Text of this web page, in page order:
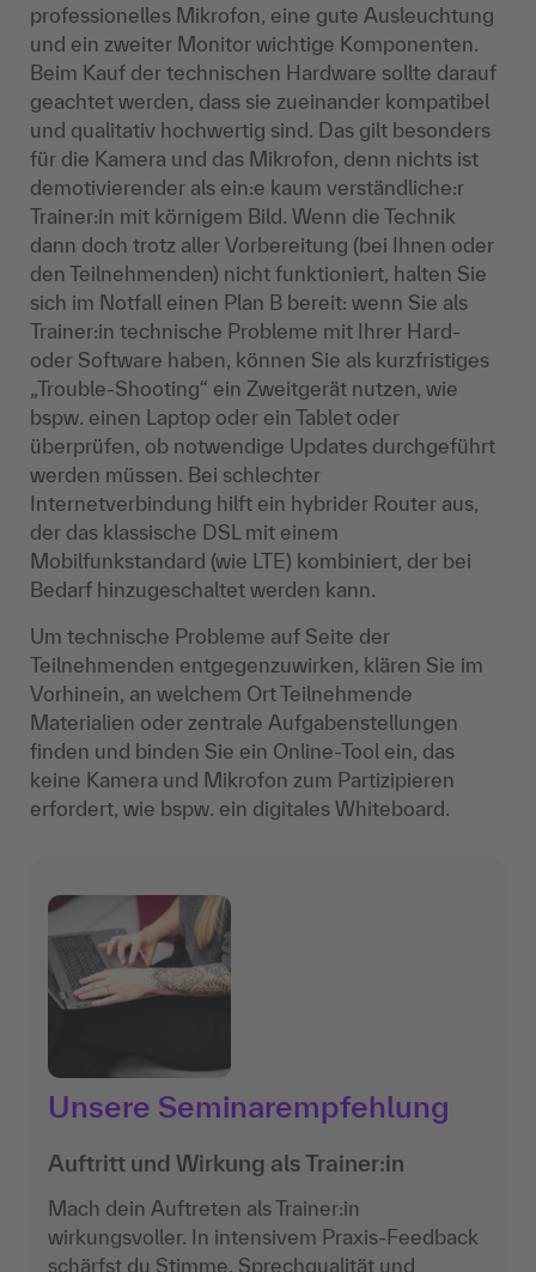
professionelles Mikrofon, eine gute Ausleuchtung
und ein zweiter Monitor wichtige Komponenten.
Beim Kauf der technischen Hardware sollte darauf
geachtet werden, dass sie zueinander kompatibel
und qualitativ hochwertig sind. Das gilt besonders
für die Kamera und das Mikrofon, denn nichts ist
demotivierender als ein:e kaum verständliche:r
Trainer:in mit körnigem Bild. Wenn die Technik
dann doch trotz aller Vorbereitung (bei Ihnen oder
den Teilnehmenden) nicht funktioniert, halten Sie
sich im Notfall einen Plan B bereit: wenn Sie als
Trainer:in technische Probleme mit Ihrer Hard-
oder Software haben, können Sie als kurzfristiges
„Trouble-Shooting“ ein Zweitgerät nutzen, wie
bspw. einen Laptop oder ein Tablet oder
überprüfen, ob notwendige Updates durchgeführt
werden müssen. Bei schlechter
Internetverbindung hilft ein hybrider Router aus,
der das klassische DSL mit einem
Mobilfunkstandard (wie LTE) kombiniert, der bei
Bedarf hinzugeschaltet werden kann.
Um technische Probleme auf Seite der
Teilnehmenden entgegenzuwirken, klären Sie im
Vorhinein, an welchem Ort Teilnehmende
Materialien oder zentrale Aufgabenstellungen
finden und binden Sie ein Online-Tool ein, das
keine Kamera und Mikrofon zum Partizipieren
erfordert, wie bspw. ein digitales Whiteboard.
Unsere Seminarempfehlung
Auftritt und Wirkung als Trainer:in
Mach dein Auftreten als Trainer:in
wirkungsvoller. In intensivem Praxis-Feedback
schärfst du Stimme, Sprechqualität und